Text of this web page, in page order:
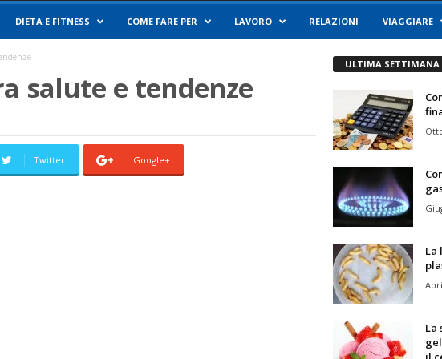
DIETA E FITNESS COME FARE PER LAVORO RELAZIONI VIAGGIARE
salute e tendenze
Twitter Google+
ULTIMA SETTIMANA
La
La